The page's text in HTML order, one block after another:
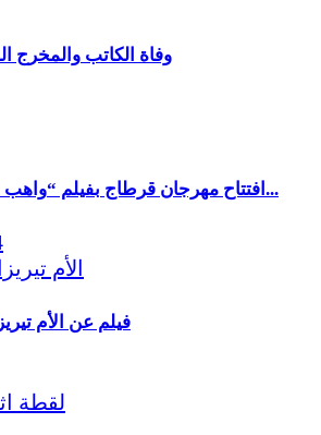
وفاة الكاتب
افتتاح مهرجان قرطاج بفيلم “واهب الحرية” للراحل قيس...
فيلم عن الأم